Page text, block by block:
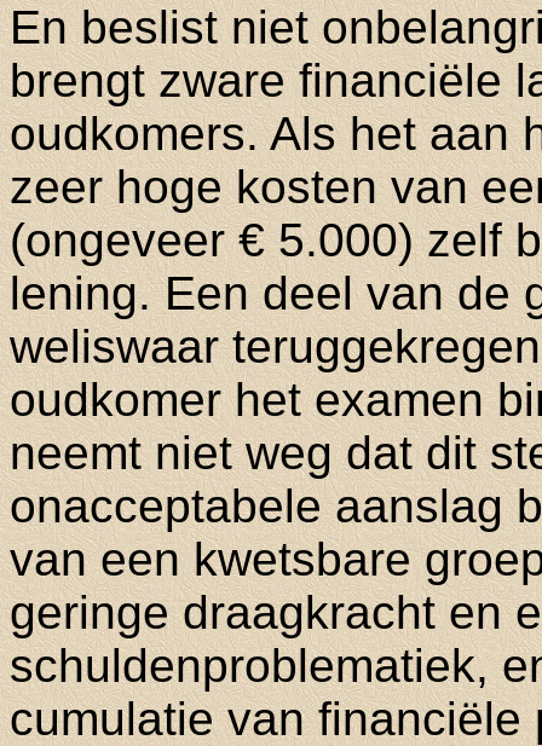
En beslist niet
brengt zware financiële
oudkomers. Als het aan
zeer hoge kosten van
(ongeveer € 5.000) zelf
lening. Een deel van de
weliswaar
oudkomer het examen
neemt niet weg dat dit
onacceptabele aanslag
van een kwetsbare
geringe draagkracht en
schuldenproblematiek,
cumulatie van financiële